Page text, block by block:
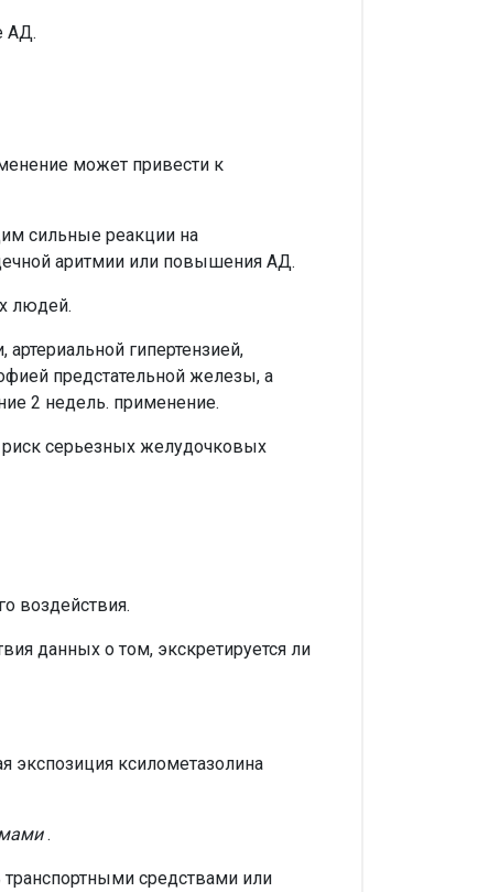
АД.
может привести к
сильные реакции на
аритмии или повышения АД.
людей.
гипертензией,
предстательной железы, а
2 недель. применение.
серьезных желудочковых
воздействия.
данных о том, экскретируется ли
экспозиция ксилометазолина
.
транспортными средствами или